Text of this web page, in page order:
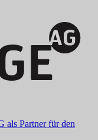
als Partner für den